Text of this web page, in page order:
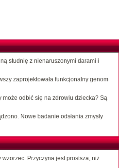
studnię z nienaruszonymi darami i
zaprojektowała funkcjonalny genom
może odbić się na zdrowiu dziecka? Są
Nowe badanie odsłania zmysły
Przyczyna jest prostsza, niż